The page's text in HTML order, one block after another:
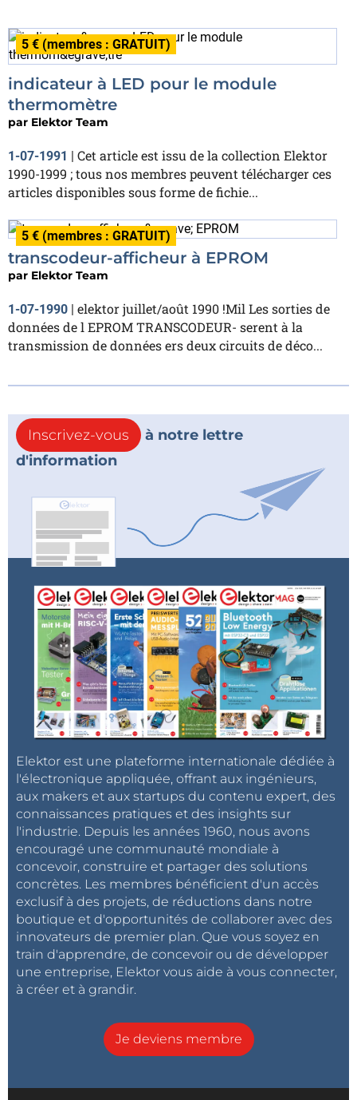
5 € (membres : GRATUIT)
indicateur à LED pour le module
thermomètre
par Elektor Team
1-07-1991 | Cet article est issu de la collection Elektor
1990-1999 ; tous nos membres peuvent télécharger ces
articles disponibles sous forme de fichie...
5 € (membres : GRATUIT)
transcodeur-afficheur à EPROM
par Elektor Team
1-07-1990
elektor juillet/août 1990 !Mil Les sorties de
données de l EPROM TRANSCODEUR- serent à la
transmission de données ers deux circuits de déco...
Inscrivez-vous
à notre lettre
d'information
Elektor est une plateforme internationale dédiée à
l'électronique appliquée, offrant aux ingénieurs,
aux makers et aux startups du contenu expert, des
connaissances pratiques et des insights sur
l'industrie. Depuis les années 1960, nous avons
encouragé une communauté mondiale à
concevoir, construire et partager des solutions
concrètes. Les membres bénéficient d'un accès
exclusif à des projets, de réductions dans notre
boutique et d'opportunités de collaborer avec des
innovateurs de premier plan. Que vous soyez en
train d'apprendre, de concevoir ou de développer
une entreprise, Elektor vous aide à vous connecter,
à créer et à grandir.
Je deviens membre